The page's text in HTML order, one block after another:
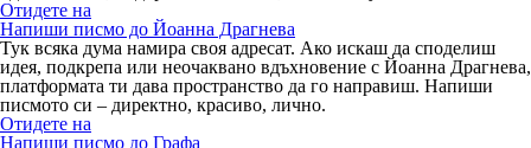
Отидете на
Напиши писмо до Йоанна Драгнева
Тук всяка дума намира своя адресат. Ако искаш да споделиш
идея, подкрепа или неочаквано вдъхновение с Йоанна Драгнева,
платформата ти дава пространство да го направиш. Напиши
писмото си – директно, красиво, лично.
Отидете на
Напиши писмо до Графа